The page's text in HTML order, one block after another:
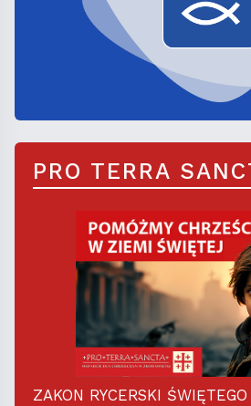
PRO TERRA
ZAKON RYCERSKI